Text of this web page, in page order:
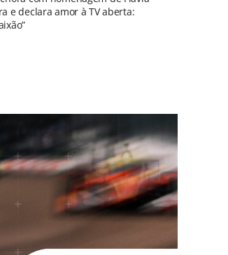
e declara amor à TV aberta: